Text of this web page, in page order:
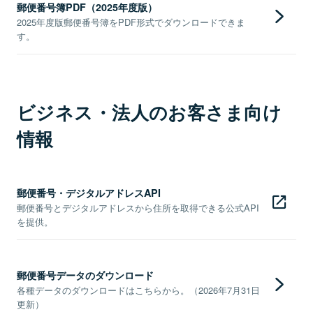
郵便番号簿PDF（2025年度版）
2025年度版郵便番号簿をPDF形式でダウンロードできま
す。
ビジネス・法人のお客さま向け
情報
郵便番号・デジタルアドレスAPI
郵便番号とデジタルアドレスから住所を取得できる公式API
を提供。
郵便番号データのダウンロード
各種データのダウンロードはこちらから。（2026年7月31日
更新）